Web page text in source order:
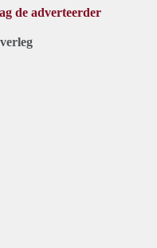
de adverteerder